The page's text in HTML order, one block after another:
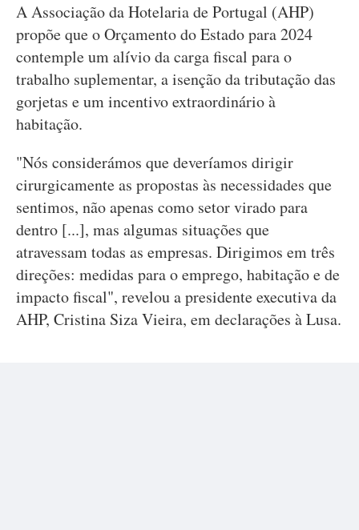
A Associação da Hotelaria de Portugal (AHP)
propõe que o Orçamento do Estado para 2024
contemple um alívio da carga fiscal para o
trabalho suplementar, a isenção da tributação das
gorjetas e um incentivo extraordinário à
habitação.
"Nós considerámos que deveríamos dirigir
cirurgicamente as propostas às necessidades que
sentimos, não apenas como setor virado para
dentro [...], mas algumas situações que
atravessam todas as empresas. Dirigimos em três
direções: medidas para o emprego, habitação e de
impacto fiscal", revelou a presidente executiva da
AHP, Cristina Siza Vieira, em declarações à Lusa.